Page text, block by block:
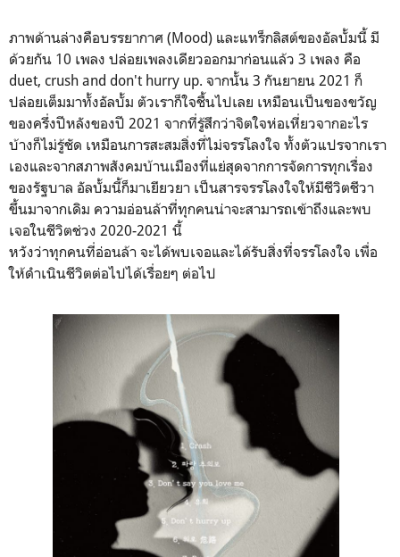
ภาพด้านล่างคือบรรยากาศ (Mood) และแทร็กลิสต์ของอัลบั้มนี้ มี
ด้วยกัน 10 เพลง ปล่อยเพลงเดียวออกมาก่อนแล้ว 3 เพลง คือ
duet, crush and don't hurry up. จากนั้น 3 กันยายน 2021 ก็
ปล่อยเต็มมาทั้งอัลบั้ม ตัวเราก็ใจชื้นไปเลย เหมือนเป็นของขวัญ
ของครึ่งปีหลังของปี 2021 จากที่รู้สึกว่าจิตใจห่อเหี่ยวจากอะไร
บ้างก็ไม่รู้ชัด เหมือนการสะสมสิ่งที่ไม่จรรโลงใจ ทั้งตัวแปรจากเรา
เองและจากสภาพสังคมบ้านเมืองที่แย่สุดจากการจัดการทุกเรื่อง
ของรัฐบาล อัลบั้มนี้ก็มาเยียวยา เป็นสารจรรโลงใจให้มีชีวิตชีวา
ขึ้นมาจากเดิม ความอ่อนล้าที่ทุกคนน่าจะสามารถเข้าถึงและพบ
เจอในชีวิตช่วง 2020-2021 นี้
หวังว่าทุกคนที่อ่อนล้า จะได้พบเจอและได้รับสิ่งที่จรรโลงใจ เพื่อ
ให้ดำเนินชีวิตต่อไปได้เรื่อยๆ ต่อไป